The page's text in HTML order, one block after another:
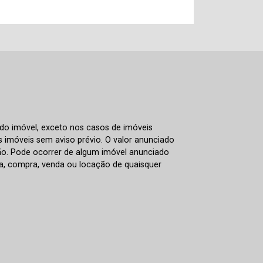
imóvel, exceto nos casos de imóveis
sem aviso prévio. O valor anunciado
Pode ocorrer de algum imóvel anunciado
compra, venda ou locação de quaisquer